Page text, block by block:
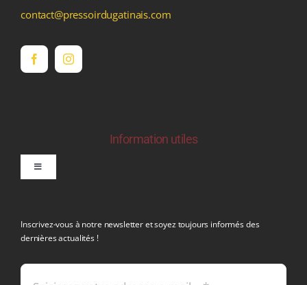
contact@pressoirdugatinais.com
Information utiles
Toggle
Inscrivez-vous à notre newsletter et soyez toujours informés des
dernières actualités !